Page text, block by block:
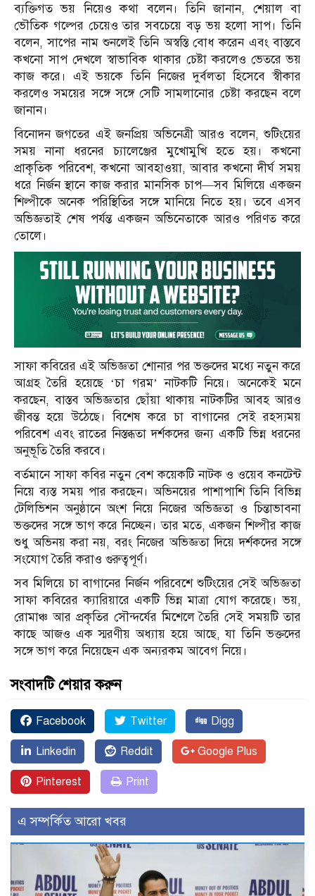
ব্যক্তিগত ভয় নিয়েও কথা বলেন। তিনি জানান, শেয়াল বা
ভৌতিক গল্পের চেয়েও তার সবচেয়ে বড় ভয় হলো সাপ। তিনি
বলেন, সাপের নাম শুনলেই তিনি অস্বস্তি বোধ করেন এবং বাস্তবে
কখনো সাপ দেখলে স্বাভাবিক থাকার চেষ্টা করলেও ভেতরে ভয়
কাজ করে। এই ভয়কে তিনি নিজের দুর্বলতা হিসেবে স্বীকার
করলেও সময়ের সঙ্গে সঙ্গে সেটি সামলানোর চেষ্টা করছেন বলে
জানান।
বিনোদন জগতের এই জনপ্রিয় অভিনেত্রী আরও বলেন, শুটিংয়ের
সময় নানা ধরনের চ্যালেঞ্জের মুখোমুখি হতে হয়। কখনো
প্রাকৃতিক পরিবেশ, কখনো আবহাওয়া, আবার কখনো দীর্ঘ সময়
ধরে নির্জন স্থানে কাজ করার মানসিক চাপ—সব মিলিয়ে একজন
শিল্পীকে অনেক পরিস্থিতির সঙ্গে মানিয়ে নিতে হয়। তবে এসব
অভিজ্ঞতাই শেষ পর্যন্ত একজন অভিনেতাকে আরও পরিণত করে
তোলে।
সাফা কবিরের এই অভিজ্ঞতা শোনার পর ভক্তদের মধ্যে নতুন করে
আগ্রহ তৈরি হয়েছে ‘চা গরম’ নাটকটি নিয়ে। অনেকেই মনে
করছেন, বাস্তব অভিজ্ঞতার ছোঁয়া থাকায় নাটকটির আবহ আরও
জীবন্ত হয়ে উঠেছে। বিশেষ করে চা বাগানের সেই রহস্যময়
পরিবেশ এবং রাতের নিস্তব্ধতা দর্শকদের জন্য একটি ভিন্ন ধরনের
অনুভূতি তৈরি করবে।
বর্তমানে সাফা কবির নতুন বেশ কয়েকটি নাটক ও ওয়েব কনটেন্ট
নিয়ে ব্যস্ত সময় পার করছেন। অভিনয়ের পাশাপাশি তিনি বিভিন্ন
টেলিভিশন অনুষ্ঠানে অংশ নিয়ে নিজের অভিজ্ঞতা ও চিন্তাভাবনা
ভক্তদের সঙ্গে ভাগ করে নিচ্ছেন। তার মতে, একজন শিল্পীর কাজ
শুধু অভিনয় করা নয়, বরং নিজের অভিজ্ঞতা দিয়ে দর্শকদের সঙ্গে
সংযোগ তৈরি করাও গুরুত্বপূর্ণ।
সব মিলিয়ে চা বাগানের নির্জন পরিবেশে শুটিংয়ের সেই অভিজ্ঞতা
সাফা কবিরের ক্যারিয়ারে একটি ভিন্ন মাত্রা যোগ করেছে। ভয়,
রোমাঞ্চ আর প্রকৃতির সৌন্দর্যের মিশেলে তৈরি সেই সময়টি তার
কাছে আজও এক স্মরণীয় অধ্যায় হয়ে আছে, যা তিনি ভক্তদের
সঙ্গে ভাগ করে নিয়েছেন এক অন্যরকম আবেগ নিয়ে।
সংবাদটি শেয়ার করুন
Facebook Twitter Digg
Linkedin Reddit Google Plus
Pinterest Print
এ সম্পর্কিত আরো খবর